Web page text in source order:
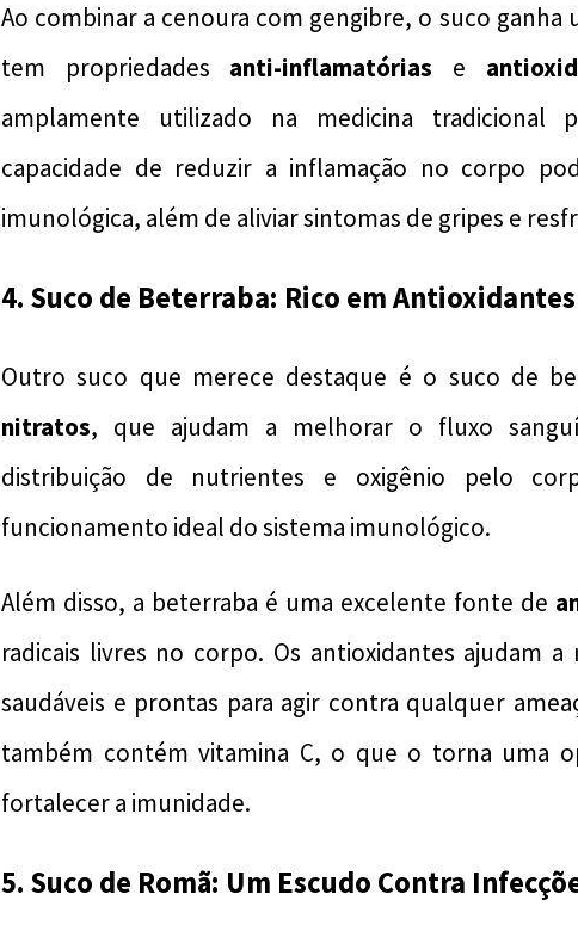
Ao combinar a cenoura com gengibre, o suco
tem propriedades anti-inflamatórias e
amplamente utilizado na medicina tradicional
capacidade de reduzir a inflamação no corpo
imunológica, além de aliviar sintomas de gripes e
4. Suco de Beterraba: Rico em
Outro suco que merece destaque é o suco de
nitratos, que ajudam a melhorar o fluxo
distribuição de nutrientes e oxigênio pelo
funcionamento ideal do sistema imunológico.
Além disso, a beterraba é uma excelente fonte de
radicais livres no corpo. Os antioxidantes ajudam
saudáveis e prontas para agir contra qualquer
também contém vitamina C, o que o torna uma
fortalecer a imunidade.
5. Suco de Romã: Um Escudo Contra